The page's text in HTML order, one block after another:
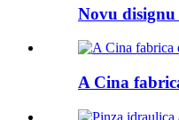
Novu disignu
A Cina